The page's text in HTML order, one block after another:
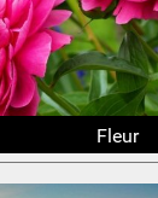
Fleur